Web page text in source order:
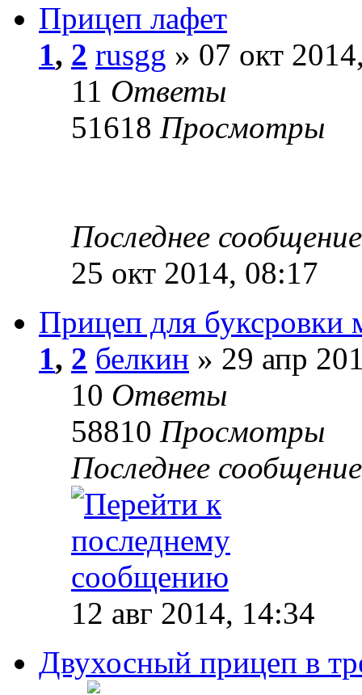
Прицеп лафет
1, 2 rusgg » 07 окт
11 Ответы
51618 Просмотры
Последнее
25 окт 2014, 08:17
Прицеп для буксровки
1, 2 белкин » 29 апр
10 Ответы
58810 Просмотры
Последнее
12 авг 2014, 14:34
Двухосный прицеп в